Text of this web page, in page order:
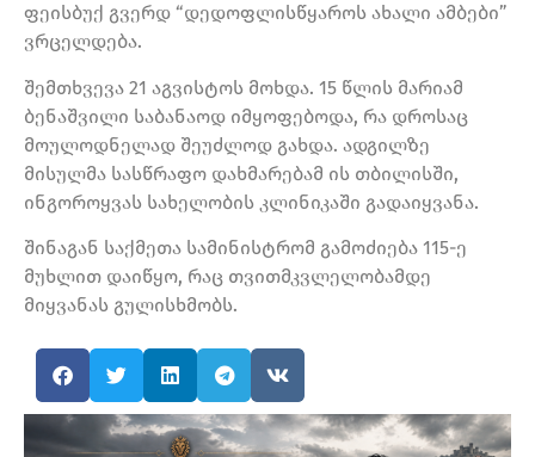
ფეისბუქ გვერდ “დედოფლისწყაროს ახალი ამბები”
ვრცელდება.
შემთხვევა 21 აგვისტოს მოხდა. 15 წლის მარიამ
ბენაშვილი საბანაოდ იმყოფებოდა, რა დროსაც
მოულოდნელად შეუძლოდ გახდა. ადგილზე
მისულმა სასწრაფო დახმარებამ ის თბილისში,
ინგოროყვას სახელობის კლინიკაში გადაიყვანა.
შინაგან საქმეთა სამინისტრომ გამოძიება 115-ე
მუხლით დაიწყო, რაც თვითმკვლელობამდე
მიყვანას გულისხმობს.